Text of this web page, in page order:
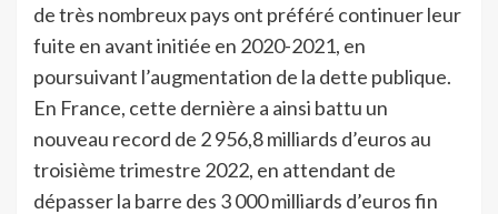
de très nombreux pays ont préféré continuer leur
fuite en avant initiée en 2020-2021, en
poursuivant l’augmentation de la dette publique.
En France, cette dernière a ainsi battu un
nouveau record de 2 956,8 milliards d’euros au
troisième trimestre 2022, en attendant de
dépasser la barre des 3 000 milliards d’euros fin